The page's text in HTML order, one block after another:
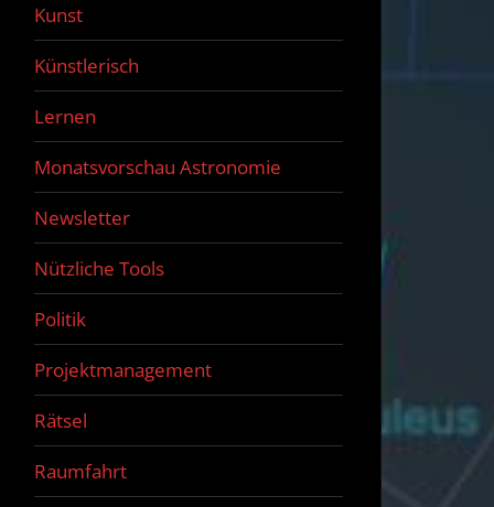
Kunst
Künstlerisch
Lernen
Monatsvorschau Astronomie
Newsletter
Nützliche Tools
Politik
Projektmanagement
Rätsel
Raumfahrt